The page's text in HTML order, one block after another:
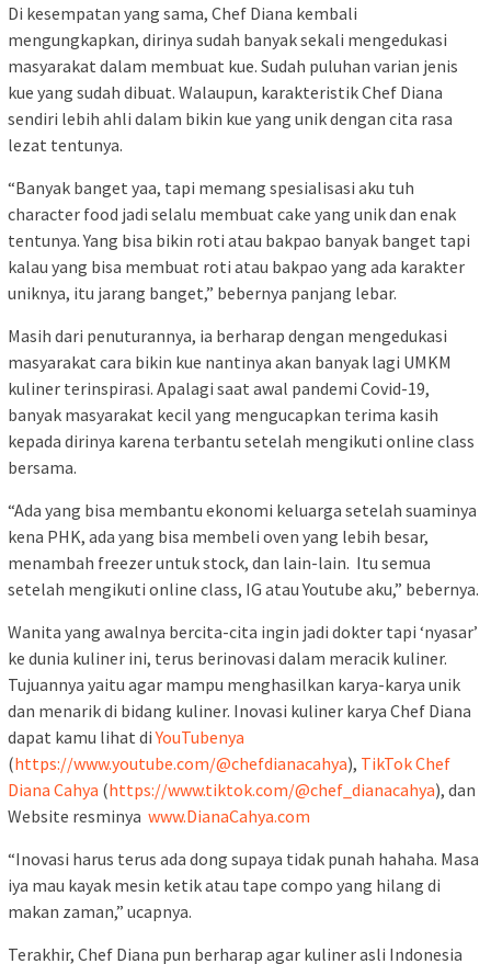
Di kesempatan yang sama, Chef Diana kembali
mengungkapkan, dirinya sudah banyak sekali mengedukasi
masyarakat dalam membuat kue. Sudah puluhan varian jenis
kue yang sudah dibuat. Walaupun, karakteristik Chef Diana
sendiri lebih ahli dalam bikin kue yang unik dengan cita rasa
lezat tentunya.
“Banyak banget yaa, tapi memang spesialisasi aku tuh
character food jadi selalu membuat cake yang unik dan enak
tentunya. Yang bisa bikin roti atau bakpao banyak banget tapi
kalau yang bisa membuat roti atau bakpao yang ada karakter
uniknya, itu jarang banget,” bebernya panjang lebar.
Masih dari penuturannya, ia berharap dengan mengedukasi
masyarakat cara bikin kue nantinya akan banyak lagi UMKM
kuliner terinspirasi. Apalagi saat awal pandemi Covid-19,
banyak masyarakat kecil yang mengucapkan terima kasih
kepada dirinya karena terbantu setelah mengikuti online class
bersama.
“Ada yang bisa membantu ekonomi keluarga setelah suaminya
kena PHK, ada yang bisa membeli oven yang lebih besar,
menambah freezer untuk stock, dan lain-lain. Itu semua
setelah mengikuti online class, IG atau Youtube aku,” bebernya.
Wanita yang awalnya bercita-cita ingin jadi dokter tapi ‘nyasar’
ke dunia kuliner ini, terus berinovasi dalam meracik kuliner.
Tujuannya yaitu agar mampu menghasilkan karya-karya unik
dan menarik di bidang kuliner. Inovasi kuliner karya Chef Diana
dapat kamu lihat diYouTubenya
(https://www.youtube.com/@chefdianacahya), TikTok Chef
Diana Cahya (https://www.tiktok.com/@chef_dianacahya), dan
Website resminya www.DianaCahya.com
“Inovasi harus terus ada dong supaya tidak punah hahaha. Masa
iya mau kayak mesin ketik atau tape compo yang hilang di
makan zaman,” ucapnya.
Terakhir, Chef Diana pun berharap agar kuliner asli Indonesia